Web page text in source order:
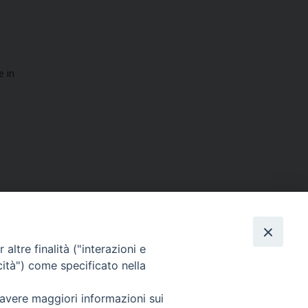
in
SEGUICI SU
altre finalità ("interazioni e
come specificato nella
maggiori informazioni sui